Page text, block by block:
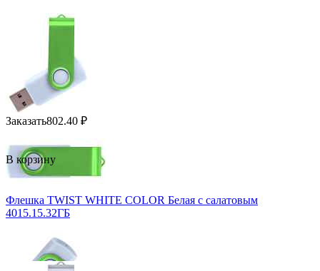
Заказать802.40 ₽
В корзину
Флешка TWIST WHITE COLOR Белая с салатовым
4015.15.32ГБ